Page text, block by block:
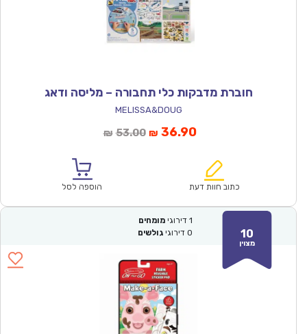
חוברת מדבקות כלי תחבורה – מליסה ודאג
MELISSA&DOUG
₪ 53.00המחיר
₪53.00.
₪ 36.90המחיר
הוא:
כתוב חוות דעת הוספה לסל
10
מצוין
1 דירוגי מומחים
0 דירוגי גולשים